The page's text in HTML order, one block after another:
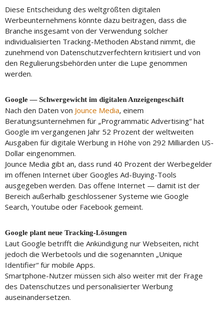
Diese Entscheidung des weltgrößten digitalen
Werbeunternehmens könnte dazu beitragen, dass die
Branche insgesamt von der Verwendung solcher
individualisierten Tracking-Methoden Abstand nimmt, die
zunehmend von Datenschutzverfechtern kritisiert und von
den Regulierungsbehörden unter die Lupe genommen
werden.
Google — Schwergewicht im digitalen Anzeigengeschäft
Nach den Daten von Jounce Media, einem
Beratungsunternehmen für „Programmatic Advertising“ hat
Google im vergangenen Jahr 52 Prozent der weltweiten
Ausgaben für digitale Werbung in Höhe von 292 Milliarden US-
Dollar eingenommen.
Jounce Media gibt an, dass rund 40 Prozent der Werbegelder
im offenen Internet über Googles Ad-Buying-Tools
ausgegeben werden. Das offene Internet — damit ist der
Bereich außerhalb geschlossener Systeme wie Google
Search, Youtube oder Facebook gemeint.
Google plant neue Tracking-Lösungen
Laut Google betrifft die Ankündigung nur Webseiten, nicht
jedoch die Werbetools und die sogenannten „Unique
Identifier“ für mobile Apps.
Smartphone-Nutzer müssen sich also weiter mit der Frage
des Datenschutzes und personalisierter Werbung
auseinandersetzen.